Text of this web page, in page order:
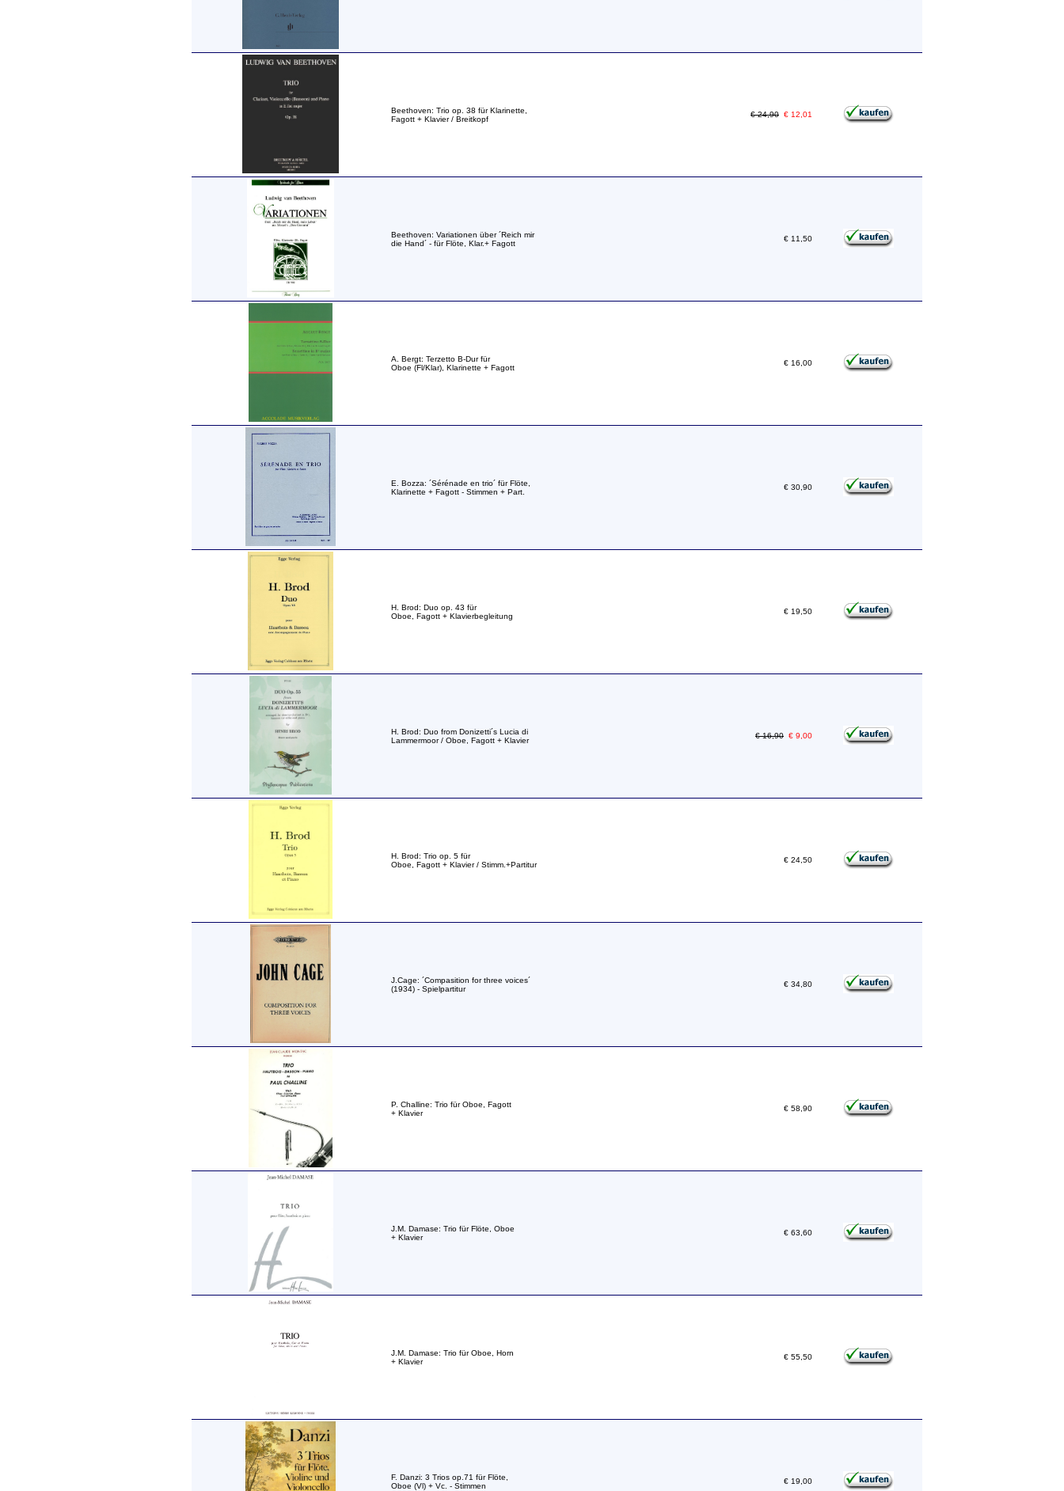
Beethoven: Trio op. 38 für Klarinette,
Fagott + Klavier / Breitkopf
€ 24,90 € 12,01
Beethoven: Variationen über ´Reich mir
die Hand´ - für Flöte, Klar.+ Fagott
€ 11,50
A. Bergt: Terzetto B-Dur für
Oboe (Fl/Klar), Klarinette + Fagott
€ 16,00
E. Bozza: ´Sérénade en trio´ für Flöte,
Klarinette + Fagott - Stimmen + Part.
€ 30,90
H. Brod: Duo op. 43 für
Oboe, Fagott + Klavierbegleitung
€ 19,50
H. Brod: Duo from Donizetti´s Lucia di
Lammermoor / Oboe, Fagott + Klavier
€ 16,90 € 9,00
H. Brod: Trio op. 5 für
Oboe, Fagott + Klavier / Stimm.+Partitur
€ 24,50
J.Cage: ´Compasition for three voices´
(1934) - Spielpartitur
€ 34,80
P. Challine: Trio für Oboe, Fagott
+ Klavier
€ 58,90
J.M. Damase: Trio für Flöte, Oboe
+ Klavier
€ 63,60
J.M. Damase: Trio für Oboe, Horn
+ Klavier
€ 55,50
F. Danzi: 3 Trios op.71 für Flöte,
Oboe (Vl) + Vc. - Stimmen
€ 19,00